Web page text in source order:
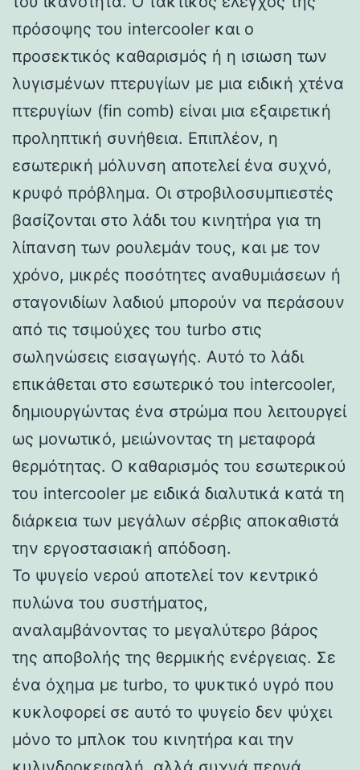
πρόσοψης του intercooler και ο
προσεκτικός καθαρισμός ή η ισιωση των
λυγισμένων πτερυγίων με μια ειδική χτένα
πτερυγίων (fin comb) είναι μια εξαιρετική
προληπτική συνήθεια. Επιπλέον, η
εσωτερική μόλυνση αποτελεί ένα συχνό,
κρυφό πρόβλημα. Οι στροβιλοσυμπιεστές
βασίζονται στο λάδι του κινητήρα για τη
λίπανση των ρουλεμάν τους, και με τον
χρόνο, μικρές ποσότητες αναθυμιάσεων ή
σταγονιδίων λαδιού μπορούν να περάσουν
από τις τσιμούχες του turbo στις
σωληνώσεις εισαγωγής. Αυτό το λάδι
επικάθεται στο εσωτερικό του intercooler,
δημιουργώντας ένα στρώμα που λειτουργεί
ως μονωτικό, μειώνοντας τη μεταφορά
θερμότητας. Ο καθαρισμός του εσωτερικού
του intercooler με ειδικά διαλυτικά κατά τη
διάρκεια των μεγάλων σέρβις αποκαθιστά
την εργοστασιακή απόδοση.
Το ψυγείο νερού αποτελεί τον κεντρικό
πυλώνα του συστήματος,
αναλαμβάνοντας το μεγαλύτερο βάρος
της αποβολής της θερμικής ενέργειας. Σε
ένα όχημα με turbo, το ψυκτικό υγρό που
κυκλοφορεί σε αυτό το ψυγείο δεν ψύχει
μόνο το μπλοκ του κινητήρα και την